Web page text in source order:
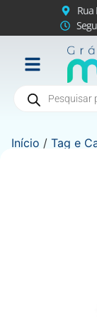
Rua
Início / Tag e